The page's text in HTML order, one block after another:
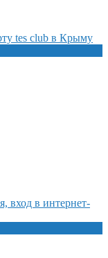
tes club в Крыму
вход в интернет-